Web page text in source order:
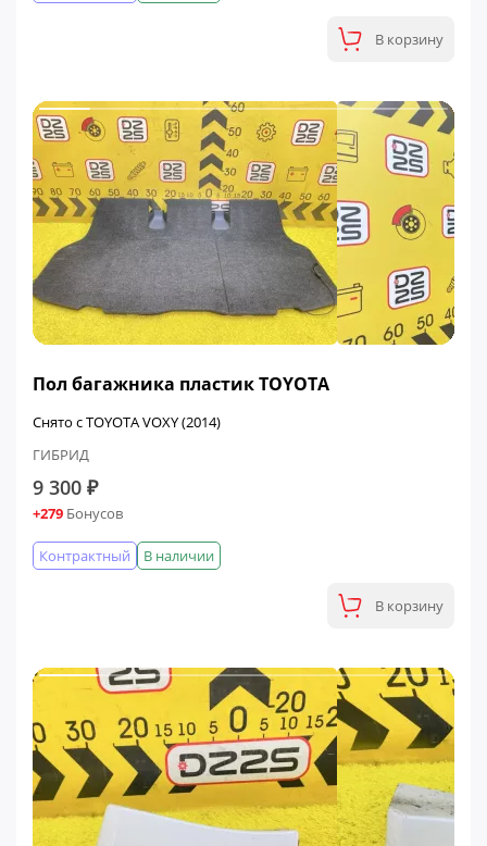
В корзину
Пол багажника пластик TOYOTA
Снято с TOYOTA VOXY (2014)
ГИБРИД
9 300 ₽
+279 Бонусов
В наличии
Контрактный
В корзину